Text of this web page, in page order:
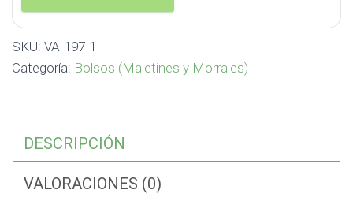
SKU: VA-197-1
Categoría: Bolsos (Maletines y Morrales)
DESCRIPCIÓN
VALORACIONES (0)